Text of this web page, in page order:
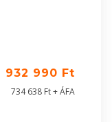
932 990 Ft
734 638 Ft + ÁFA